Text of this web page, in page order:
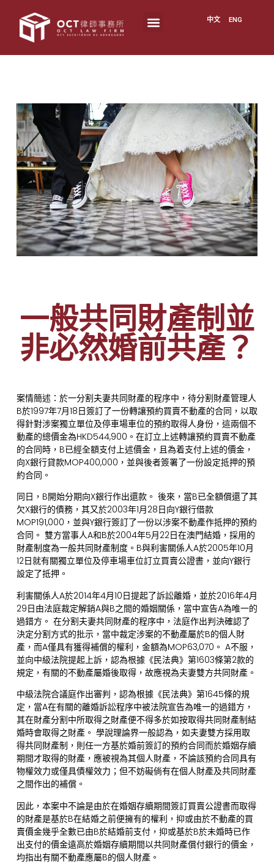
中文 ENG
一般共同財產制並
非必然婚前共產？
案情簡述：於一分割夫妻共同財產的程序中，待分割財產管理人
B於1997年7月18日簽訂了一份轉讓預約買賣不動產的合同，以取
得針對涉案獨立單位及停車場車位的預約取得人身份，這兩個不
動產的總價金為HKD544,900。在訂立上述轉讓預約買賣不動產
的合同時，B已經全額支付上述價金，且為着支付上述的價金，
向X銀行貸款MOP400,000，並與後者簽署了一份設定抵押的預
約合同。
同日，B開始分期向X銀行作出還款。 後來，當B已全額償還了其
欠X銀行的債務，其又於2003年1月28日向Y銀行借款
MOP191,000，並與Y銀行簽訂了一份以涉案不動產作抵押的預約
合同。 雙方當事人A和B於2004年5月22日在澳門結婚，採用的
財產制度為一般共同財產制度。B與利害關係人A於2005年10月
12日就有關獨立單位及停車場車位訂立買賣公證書，並向Y銀行
設定了抵押。
利害關係人A於2014年4月10日提起了訴訟離婚，並於2016年4月
29日由法庭裁定解銷A與B之間的婚姻關係，當中宣告A為唯一的
過錯方。 在分割夫妻共同財產的程序中，法庭作出判決確認了
決定分割方式的批示，當中裁定涉案的不動產屬於B的個人財
產，而A僅具有獲得補償的權利，金額為MOP63,070。 A不服，
並向中級法院提起上訴，認為根據《民法典》第1603條第2款的
規定，有關的不動產屬婚後取得，故應視為夫妻雙方共同財產。
中級法院合議庭作出審判，認為根據《民法典》第1645條的規
定，當A在有關的離婚訴訟程序中被法院宣告為唯一的過錯方，
其在財產分割中所取得之財產便不得多於如按取得共同財產制結
婚時會取得之財產。 學說理論界一般認為，如夫妻雙方採用取
得共同財產制，則任一方基於婚前簽訂的預約合同而於婚姻存續
期間才取得的財產，應被視為其個人財產，不論該預約合同具有
物權效力或僅具債權效力；但不妨礙倘有在個人財產及共同財產
之間作出的補償。
因此，本案中不論是由於在婚姻存續期間簽訂買賣公證書而取得
的財產是基於B在結婚之前便擁有的權利，抑或由於不動產的買
賣價金幾乎全數已由B於結婚前支付，抑或基於B於未婚時已作
出支付的價金遠高於婚姻存續期間以共同財產償付銀行的價金，
均指出有關不動產應屬B的個人財產。